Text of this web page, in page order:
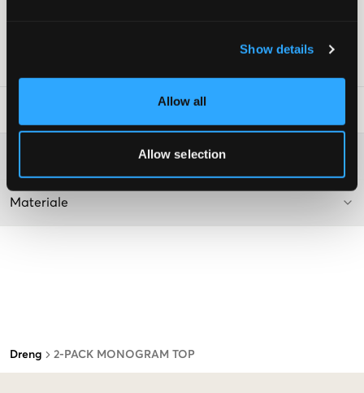
Show details
Allow all
Allow selection
Dreng 2-PACK MONOGRAM TOP
Materiale